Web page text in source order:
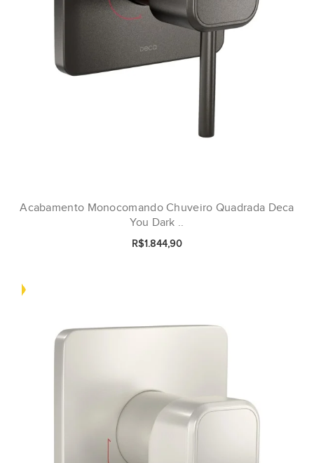
Acabamento Monocomando Chuveiro Quadrada Deca
You Dark ..
R$1.844,90